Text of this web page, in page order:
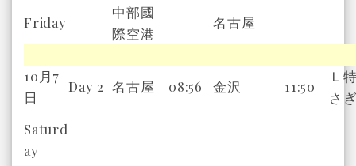
Friday
中部國
際空港
名古屋
10月7
日
Day 2 名古屋 08:56 金沢 11:50
Ｌ
さ
Saturd
ay